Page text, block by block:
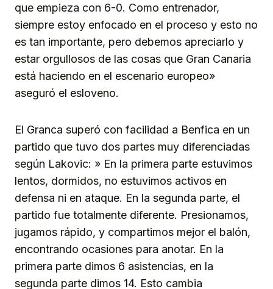
que empieza con 6-0. Como entrenador,
siempre estoy enfocado en el proceso y esto no
es tan importante, pero debemos apreciarlo y
estar orgullosos de las cosas que Gran Canaria
está haciendo en el escenario europeo»
aseguró el esloveno.
El Granca superó con facilidad a Benfica en un
partido que tuvo dos partes muy diferenciadas
según Lakovic: » En la primera parte estuvimos
lentos, dormidos, no estuvimos activos en
defensa ni en ataque. En la segunda parte, el
partido fue totalmente diferente. Presionamos,
jugamos rápido, y compartimos mejor el balón,
encontrando ocasiones para anotar. En la
primera parte dimos 6 asistencias, en la
segunda parte dimos 14. Esto cambia